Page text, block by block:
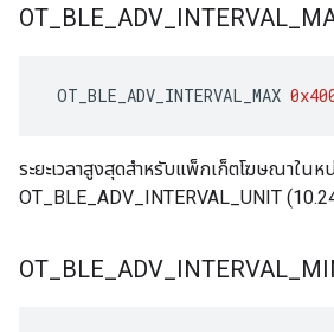
OT BLE ADV INTERVAL
OT_BLE_ADV_INTERVAL_MAX
ระยะเวลาสูงสุดสำหรับแพ็กเก็ตโฆษณาในห
OT_BLE_ADV_INTERVAL_UNIT
OT BLE ADV INTERVAL